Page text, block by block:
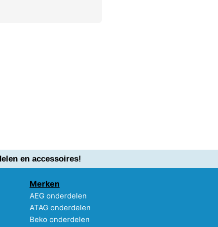
en accessoires!
Merken
AEG onderdelen
ATAG onderdelen
Beko onderdelen